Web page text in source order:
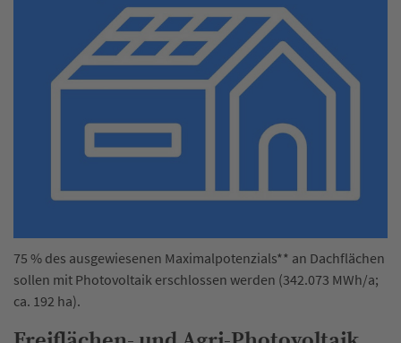
75 % des ausgewiesenen Maximalpotenzials** an Dachflächen
sollen mit Photovoltaik erschlossen werden (342.073 MWh/a;
ca. 192 ha).